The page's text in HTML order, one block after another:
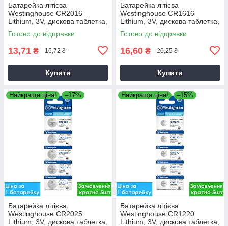
Батарейка літієва
Westinghouse CR2016
Lithium, 3V, дискова таблетка,
блісте, Таблетка дискова
CR2016
Готово до відправки
13,71 ₴ 16,72 ₴
Купити
Батарейка літієва
Westinghouse CR1616
Lithium, 3V, дискова таблетка,
блістер, Таблетка дискова
CR1616
Готово до відправки
16,60 ₴ 20,25 ₴
Купити
Найкраща ціна! –17%
Батарейка літієва
Westinghouse CR2025
Lithium, 3V, дискова таблетка,
Найкраща ціна! –15%
Батарейка літієва
Westinghouse CR1220
Lithium, 3V, дискова таблетка,